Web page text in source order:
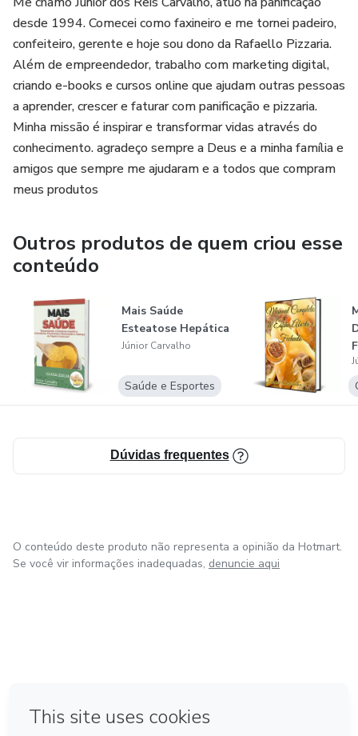
desde 1994. Comecei como faxineiro e me tornei padeiro,
confeiteiro, gerente e hoje sou dono da Rafaello Pizzaria.
Além de empreendedor, trabalho com marketing digital,
criando e-books e cursos online que ajudam outras pessoas
a aprender, crescer e faturar com panificação e pizzaria.
Minha missão é inspirar e transformar vidas através do
conhecimento. agradeço sempre a Deus e a minha família e
amigos que sempre me ajudaram e a todos que compram
meus produtos
Outros produtos de quem criou esse
conteúdo
Mais Saúde
Esteatose Hepática
Júnior Carvalho
Saúde e Esportes
Dúvidas frequentes
O conteúdo deste produto não representa a opinião da Hotmart.
Se você vir informações inadequadas, denuncie aqui
Feito com ❤ na Cidade do México